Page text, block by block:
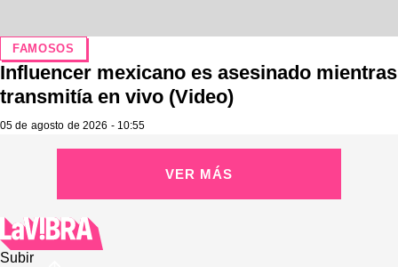
FAMOSOS
Influencer mexicano es asesinado mientras
transmitía en vivo (Video)
05 de agosto de 2026 - 10:55
VER MÁS
Subir